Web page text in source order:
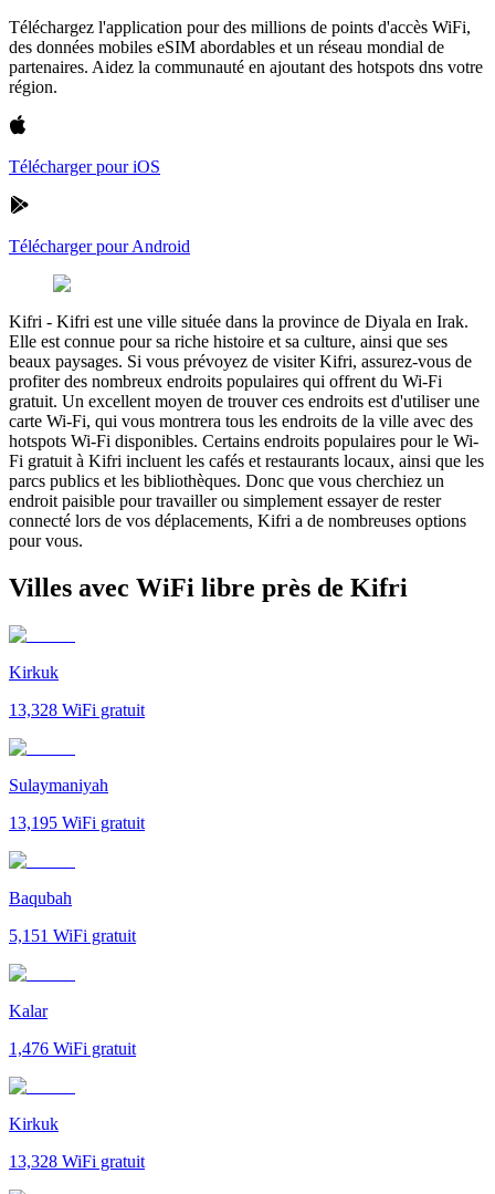
Téléchargez l'application pour des millions de points d'accès WiFi,
des données mobiles eSIM abordables et un réseau mondial de
partenaires. Aidez la communauté en ajoutant des hotspots dns votre
région.
Télécharger pour iOS
Télécharger pour Android
Kifri - Kifri est une ville située dans la province de Diyala en Irak.
Elle est connue pour sa riche histoire et sa culture, ainsi que ses
beaux paysages. Si vous prévoyez de visiter Kifri, assurez-vous de
profiter des nombreux endroits populaires qui offrent du Wi-Fi
gratuit. Un excellent moyen de trouver ces endroits est d'utiliser une
carte Wi-Fi, qui vous montrera tous les endroits de la ville avec des
hotspots Wi-Fi disponibles. Certains endroits populaires pour le Wi-
Fi gratuit à Kifri incluent les cafés et restaurants locaux, ainsi que les
parcs publics et les bibliothèques. Donc que vous cherchiez un
endroit paisible pour travailler ou simplement essayer de rester
connecté lors de vos déplacements, Kifri a de nombreuses options
pour vous.
Villes avec WiFi libre près de Kifri
Kirkuk
13,328 WiFi gratuit
Sulaymaniyah
13,195 WiFi gratuit
Baqubah
5,151 WiFi gratuit
Kalar
1,476 WiFi gratuit
Kirkuk
13,328 WiFi gratuit